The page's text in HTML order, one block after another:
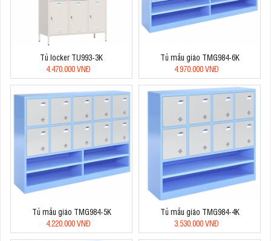
Tủ locker TU993-3K
4.470.000 VNĐ
Tủ mẫu giáo TMG984-6K
4.970.000 VNĐ
Tủ mẫu giáo TMG984-5K
4.220.000 VNĐ
Tủ mẫu giáo TMG984-4K
3.530.000 VNĐ